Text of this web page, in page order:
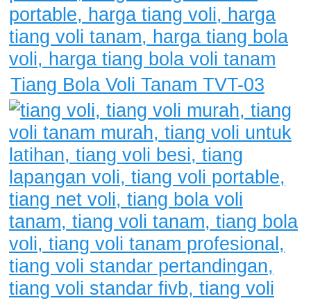
Tiang Bola Voli Tanam TVT-03